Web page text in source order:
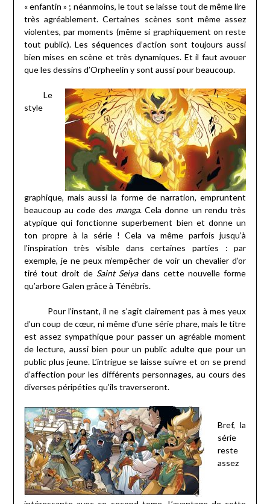
« enfantin » ; néanmoins, le tout se laisse tout de même lire
très agréablement. Certaines scènes sont même assez
violentes, par moments (même si graphiquement on reste
tout public). Les séquences d’action sont toujours aussi
bien mises en scène et très dynamiques. Et il faut avouer
que les dessins d’Orpheelin y sont aussi pour beaucoup.
Le
style
graphique, mais aussi la forme de narration, empruntent
beaucoup au code des manga. Cela donne un rendu très
atypique qui fonctionne superbement bien et donne un
ton propre à la série ! Cela va même parfois jusqu’à
l’inspiration très visible dans certaines parties : par
exemple, je ne peux m’empêcher de voir un chevalier d’or
tiré tout droit de Saint Seiyadans cette nouvelle forme
qu’arbore Galen grâce à Ténébris.
Pour l’instant, il ne s’agit clairement pas à mes yeux
d’un coup de cœur, ni même d’une série phare, mais le titre
est assez sympathique pour passer un agréable moment
de lecture, aussi bien pour un public adulte que pour un
public plus jeune. L’intrigue se laisse suivre et on se prend
d’affection pour les différents personnages, au cours des
diverses péripéties qu’ils traverseront.
Bref, la
série
reste
assez